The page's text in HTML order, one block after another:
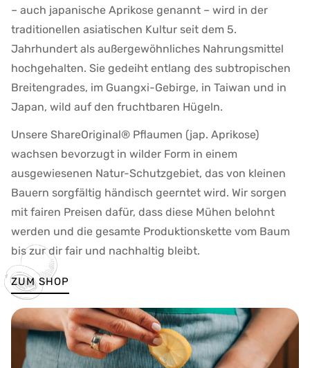
– auch japanische Aprikose genannt – wird in der
traditionellen asiatischen Kultur seit dem 5.
Jahrhundert als außergewöhnliches Nahrungsmittel
hochgehalten. Sie gedeiht entlang des subtropischen
Breitengrades, im Guangxi-Gebirge, in Taiwan und in
Japan, wild auf den fruchtbaren Hügeln.
Unsere ShareOriginal® Pflaumen (jap. Aprikose)
wachsen bevorzugt in wilder Form in einem
ausgewiesenen Natur-Schutzgebiet, das von kleinen
Bauern sorgfältig händisch geerntet wird. Wir sorgen
mit fairen Preisen dafür, dass diese Mühen belohnt
werden und die gesamte Produktionskette vom Baum
bis zur dir fair und nachhaltig bleibt.
ZUM SHOP